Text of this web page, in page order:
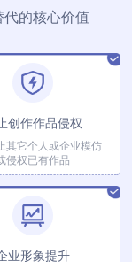
代的核心价值
创作作品侵权
其它个人或企业模仿
侵权已有作品
业形象提升